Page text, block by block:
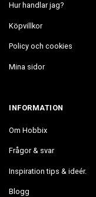
Hur handlar jag?
Köpvillkor
Policy och cookies
Mina sidor
INFORMATION
Om Hobbix
Frågor & svar
Inspiration tips & ideér.
Blogg